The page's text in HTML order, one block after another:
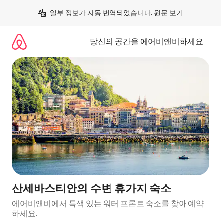
일부 정보가 자동 번역되었습니다. 원문 보기
당신의 공간을 에어비앤비하세요
산세바스티안의 수변 휴가지 숙소
에어비앤비에서 특색 있는 워터 프론트 숙소를 찾아 예약
하세요.